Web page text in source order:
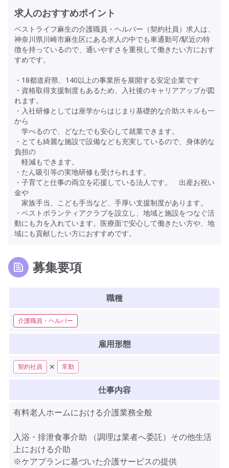
求人のおすすめポイント
ベストライフ麻生の介護職員・ヘルパー（契約社員）求人は、
神奈川県川崎市麻生区にある求人の中でも車通勤可/駅近の特
徴を持っているので、通いやすさを重視して働きたい方におす
すめです。
・18都道府県、140以上の事業所を展開する安定企業です
・資格取得支援制度もあるため、入社後のキャリアアップが図
れます。
・入社研修としては座学からはじまり基礎的な介助スキルも一
から
学べるので、どなたでも安心して就業できます。
・とても綺麗な施設で設備なども充実しているので、身体的な
負担の
軽減もできます。
・たん吸引等の実地研修も受けられます。
・子育てと仕事の両立を応援している法人です。 出産お祝い
金や
家族手当、こども手当など、手厚い支援制度があります。
・ベストボランティアクラブを設立し、地域と施設をつなぐ活
動にも力を入れています。医療面で安心して働きたい方や、地
域にも貢献したい方におすすめです。
募集要項
職種
介護職員・ヘルパー
雇用形態
契約社員 ✕ 常勤
仕事内容
有料老人ホームにおける介護業務全般
入浴・排泄食事介助 （調理は業者へ委託）その他生活
上における介助
※ケアプランに基づいた介護サービスの提供